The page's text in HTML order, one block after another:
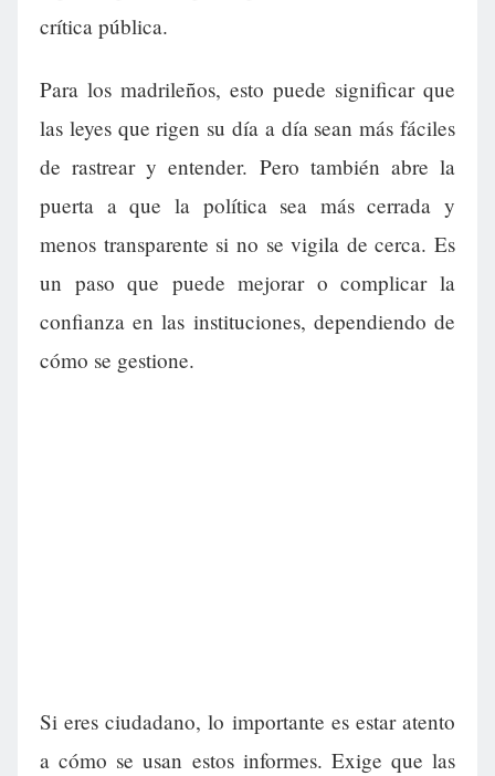
crítica pública.
Para los madrileños, esto puede significar que
las leyes que rigen su día a día sean más fáciles
de rastrear y entender. Pero también abre la
puerta a que la política sea más cerrada y
menos transparente si no se vigila de cerca. Es
un paso que puede mejorar o complicar la
confianza en las instituciones, dependiendo de
cómo se gestione.
Si eres ciudadano, lo importante es estar atento
a cómo se usan estos informes. Exige que las